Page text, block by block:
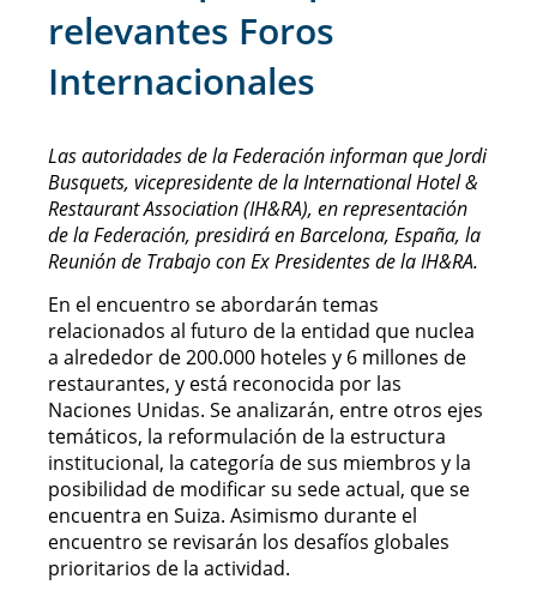
relevantes Foros
Internacionales
Las autoridades de la Federación informan que Jordi
Busquets, vicepresidente de la International Hotel &
Restaurant Association (IH&RA), en representación
de la Federación, presidirá en Barcelona, España, la
Reunión de Trabajo con Ex Presidentes de la IH&RA.
En el encuentro se abordarán temas
relacionados al futuro de la entidad que nuclea
a alrededor de 200.000 hoteles y 6 millones de
restaurantes, y está reconocida por las
Naciones Unidas. Se analizarán, entre otros ejes
temáticos, la reformulación de la estructura
institucional, la categoría de sus miembros y la
posibilidad de modificar su sede actual, que se
encuentra en Suiza. Asimismo durante el
encuentro se revisarán los desafíos globales
prioritarios de la actividad.